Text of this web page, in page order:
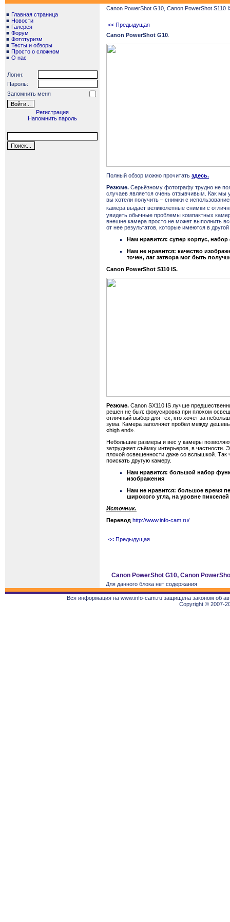
■ Главная страница
■ Новости
■ Галерея
■ Форум
■ Фототуризм
■ Тесты и обзоры
■ Просто о сложном
■ О нас
Логин:
Пароль:
Запомнить меня
Регистрация
Напомнить пароль
Canon PowerShot G10, Canon PowerShot S110
<< Предыдущая
Canon PowerShot G10
Полный обзор можно прочитать здесь.
Резюме. Серьёзному фотографу трудно не
случаев является очень отзывчивым. Как мы
вы хотели получить – снимки с
камера выдает великолепные снимки с
увидеть обычные проблемы компактных
внешне камера просто не может выполнить
от нее результатов, которые имеются в
Нам нравится: супер корпус,
Нам не нравится: качество
точен, лаг затвора мог быть
Canon PowerShot S110 IS.
Резюме. Canon SX110 IS лучше
решен не был: фокусировка при плохом
отличный выбор для тех кто хочет за
зума Камера заполняет пробел между
«high end».
Небольшие размеры и вес у камеры
затрудняет съёмку интерьеров, в
плохой освещенности даже со вспышкой. Так
поискать другую камеру.
Нам нравится: большой набор
изображения
Нам не нравится: большое время
широкого угла, на уровне
Источник.
Перевод http://www.info-cam.ru/
<< Предыдущая
Canon PowerShot G10, Canon
Для данного блока нет содержания
Вся информация на www.info-cam.ru защищена законом об
Copyright © 2007-